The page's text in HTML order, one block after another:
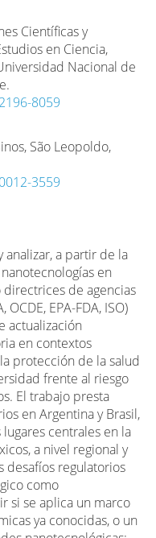
Científicas y
en Ciencia,
Nacional de
8059
São Leopoldo,
3559
analizar, a partir de la
en
de agencias
EPA-FDA, ISO)
actualización
en contextos
protección de la salud
frente al riesgo
El trabajo presta
en Argentina y Brasil,
centrales en la
a nivel regional y
desafíos regulatorios
como
si se aplica un marco
ya conocidas, o un